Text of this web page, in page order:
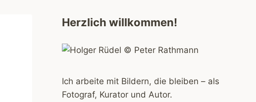
Herzlich willkommen!
Ich arbeite mit Bildern, die bleiben – als
Fotograf, Kurator und Autor.